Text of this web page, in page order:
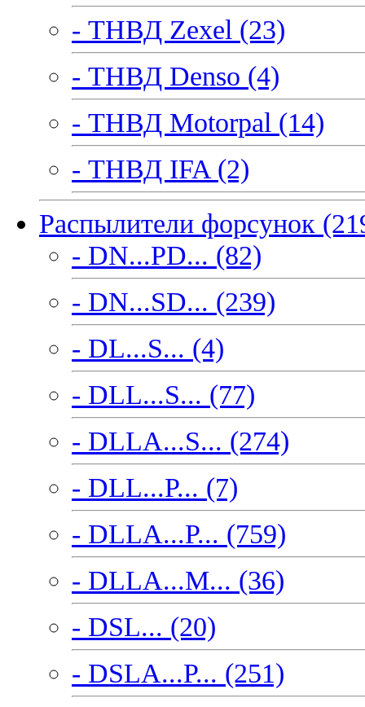
- ТНВД Zexel (23)
- ТНВД Denso (4)
- ТНВД Motorpal (14)
- ТНВД IFA (2)
Распылители форсунок
- DN...PD... (82)
- DN...SD... (239)
- DL...S... (4)
- DLL...S... (77)
- DLLA...S... (274)
- DLL...P... (7)
- DLLA...P... (759)
- DLLA...M... (36)
- DSL... (20)
- DSLA...P... (251)